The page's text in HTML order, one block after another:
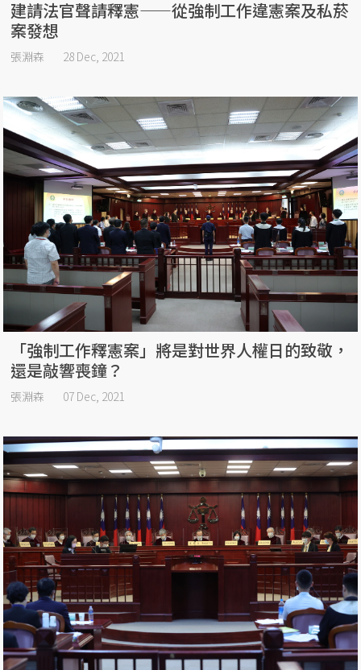
建請法官聲請釋憲——從強制工作違憲案及私菸
案發想
張淵森 28 Dec, 2021
「強制工作釋憲案」將是對世界人權日的致敬，
還是敲響喪鐘？
張淵森 07 Dec, 2021